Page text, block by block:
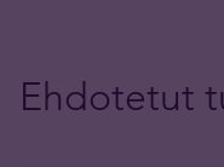
Ehdotetut